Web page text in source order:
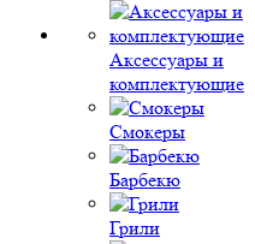
Аксессуары и
комплектующие
Смокеры
Барбекю
Грили